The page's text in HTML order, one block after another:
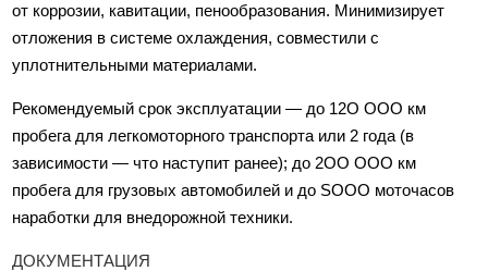
от коррозии, кавитации, пенообразования. Минимизирует
отложения в системе охлаждения, совместили с
уплотнительными материалами.
Рекомендуемый срок эксплуатации — до 12О ООО км
пробега для легкомоторного транспорта или 2 года (в
зависимости — что наступит ранее); до 2ОО ООО км
пробега для грузовых автомобилей и до SOOO моточасов
наработки для внедорожной техники.
ДОКУМЕНТАЦИЯ